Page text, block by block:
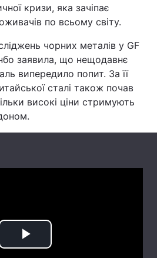
Погода
Статті
кризи, яка зачіпає
по всьому світу.
чорних металів у GF
заявила, що нещодавнє
випередило попит. За її
сталі також почав
високі ціни стримують
Play